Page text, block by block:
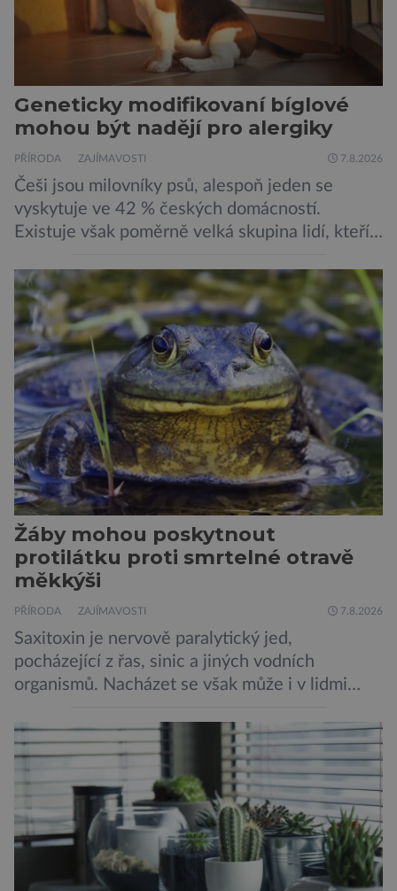
Geneticky modifikovaní bíglové
mohou být nadějí pro alergiky
PŘÍRODA ZAJÍMAVOSTI 7.8.2026
Češi jsou milovníky psů, alespoň jeden se
vyskytuje ve 42 % českých domácností.
Existuje však poměrně velká skupina lidí, kteří
jsou alergičtí. Jejich imunitní systém
přecitlivěle reaguje na proteiny obsažené v
psích slinách, potu, moči a šupinkách kůže,
zachycených v srsti. Vědci nyní geneticky
upravili psy, aby […]
Žáby mohou poskytnout
protilátku proti smrtelné otravě
měkkýši
PŘÍRODA ZAJÍMAVOSTI 7.8.2026
Saxitoxin je nervově paralytický jed,
pocházející z řas, sinic a jiných vodních
organismů. Nacházet se však může i v lidmi
slávky. K příznakům otravy patří paralýza
dýchacích cest, dojít však může až k udušení.
Dosud proti tomuto jedu neexistovala
protilátka, nyní ji zřejmě vědci objevili, ovšem
její zdroj je […]